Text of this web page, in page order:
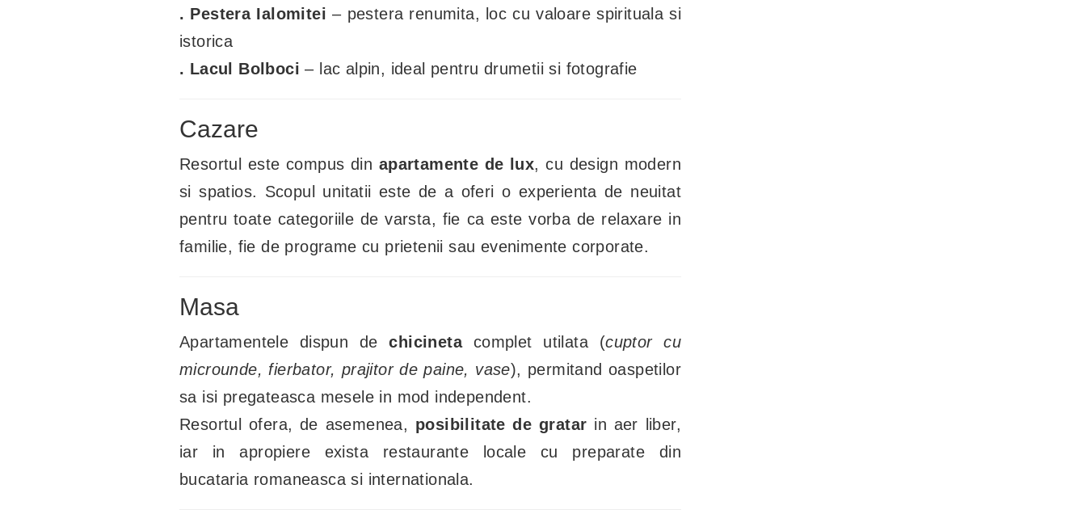
. Pestera Ialomitei– pestera renumita, loc cu valoare spirituala si
istorica
. Lacul Bolboci– lac alpin, ideal pentru drumetii si fotografie
Cazare
Resortul este compus din apartamente de lux, cu design modern
si spatios. Scopul unitatii este de a oferi o experienta de neuitat
pentru toate categoriile de varsta, fie ca este vorba de relaxare in
familie, fie de programe cu prietenii sau evenimente corporate.
Masa
Apartamentele dispun dechicineta complet utilata (cuptor cu
microunde, fierbator, prajitor de paine, vase), permitand oaspetilor
sa isi pregateasca mesele in mod independent.
Resortul ofera, de asemenea, posibilitate de gratar in aer liber,
iar in apropiere exista restaurante locale cu preparate din
bucataria romaneasca si internationala.